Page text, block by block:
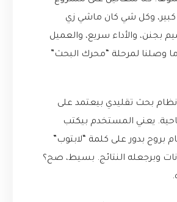
كبير، وكل شي كان ماشي زي
بجنن، والأداء سريع، والعميل
وصلنا لمرحلة “محرك البحث”
نظام بحث تقليدي بيعتمد على
يعني المستخدم بيكتب
بروح بدور على كلمة “لابتوب”
وبرجعله النتائج. بسيط، صح؟